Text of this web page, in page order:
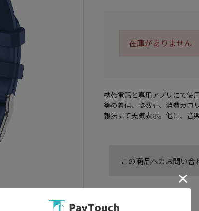
在庫がありません
携帯電話と専用アプリにて使
等の着信、歩数計、消費カロ
報法にて天気表示。他に、音
この商品へのお問い合